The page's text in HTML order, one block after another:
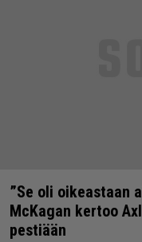
”Se oli oikeastaan
McKagan kertoo
pestiään